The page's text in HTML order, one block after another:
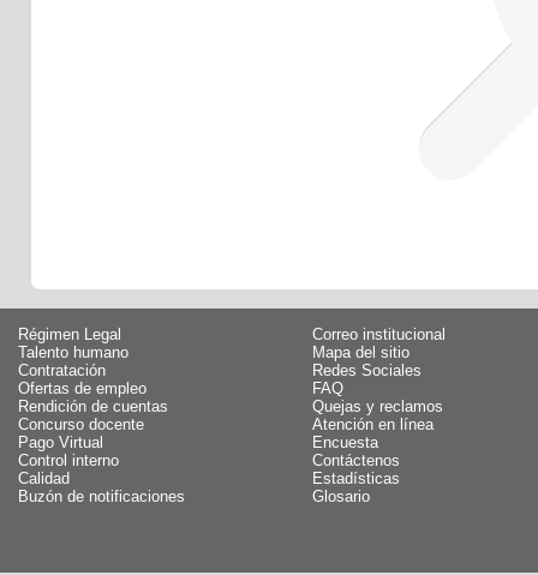
Régimen Legal
Talento humano
Contratación
Ofertas de empleo
Rendición de cuentas
Concurso docente
Pago Virtual
Control interno
Calidad
Buzón de notificaciones
Correo institucional
Mapa del sitio
Redes Sociales
FAQ
Quejas y reclamos
Atención en línea
Encuesta
Contáctenos
Estadísticas
Glosario